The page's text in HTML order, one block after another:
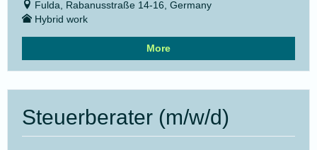
Fulda, Rabanusstraße 14-16, Germany
Hybrid work
More
Steuerberater (m/w/d)